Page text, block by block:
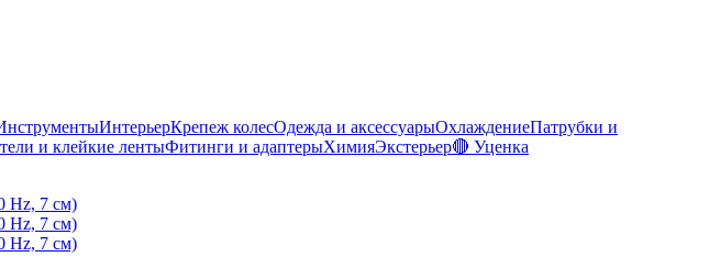
ИнтерьерКрепеж колесОдежда и аксессуарыОхлаждениеПатрубки и
и клейкие лентыФитинги и адаптерыХимияЭкстерьер🔴 Уценка